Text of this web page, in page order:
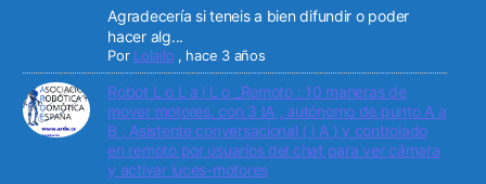
Agradecería si teneis a bien difundir o poder
hacer alg...
Por Lolailo , hace 3 años
Robot L o L a i L o _Remoto : 10 maneras de
mover motores. con 3 IA , autónomo de punto A a
B , Asistente conversacional ( I A ) y controlado
en remoto por usuarios del chat para ver cámara
y activar luces-motores